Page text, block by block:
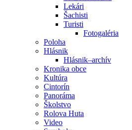
Lekári
Šachisti
Turisti
Fotogaléria
Poloha
Hlásnik
Hlásnik–archív
Kronika obce
Kultúra
Cintorín
Panoráma
Školstvo
Rolova Huta
Video